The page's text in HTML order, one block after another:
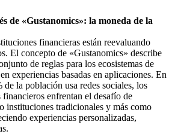
de «Gustanomics»: la moneda de la
financieras están reevaluando
El concepto de «Gustanomics» describe
de reglas para los ecosistemas de
experiencias basadas en aplicaciones. En
la población usa redes sociales, los
enfrentan el desafío de
instituciones tradicionales y más como
experiencias personalizadas,